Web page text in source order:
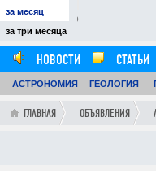
за месяц
за три месяца
НОВОСТИ СТАТЬИ
ОБЗОРЫ
АСТРОНОМИЯ ГЕОЛОГИЯ
ГЛАВНАЯ ОБЪЯВЛЕНИЯ